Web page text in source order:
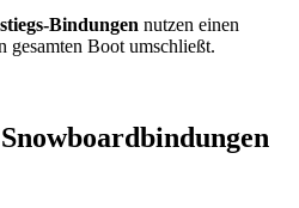
Bindungen nutzen einen
gesamten Boot umschließt.